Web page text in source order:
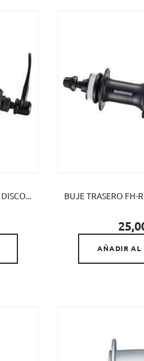
BUJE TRASERO FH-
AÑADIR AL